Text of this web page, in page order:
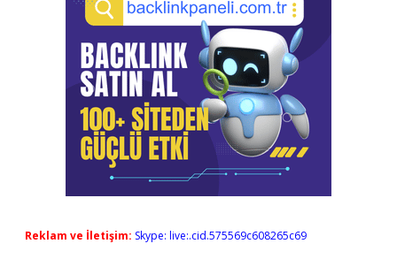
Reklam ve İletişim: Skype: live:.cid.575569c608265c69